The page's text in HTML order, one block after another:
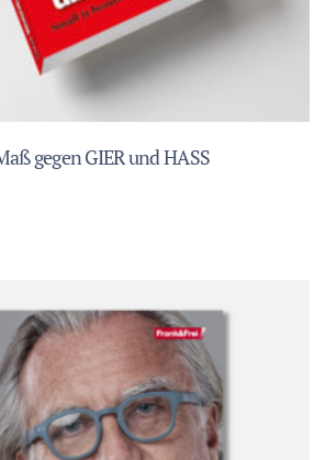
gegen GIER und HASS